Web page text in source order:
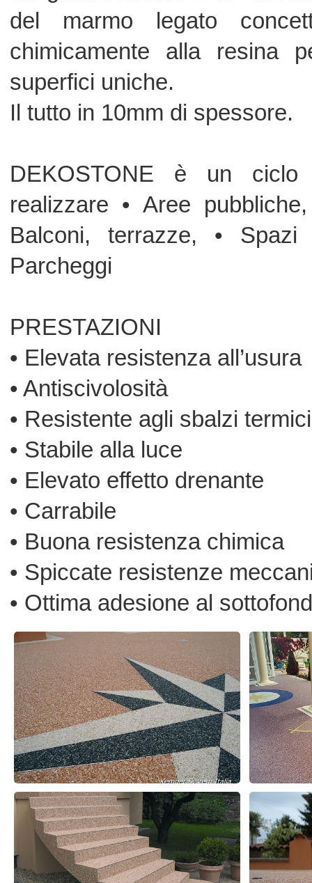
• Elevata resistenza all’usura
• Antiscivolosità
• Resistente agli sbalzi termici
• Stabile alla luce
• Elevato effetto drenante
• Buona resistenza chimica
• Spiccate resistenze meccaniche
• Ottima adesione al sottofondo